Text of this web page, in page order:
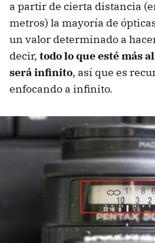
a partir de cierta distancia
metros) la mayoría de
un valor determinado a
decir, todo lo que esté más
será infinito, así que es
enfocando a infinito.